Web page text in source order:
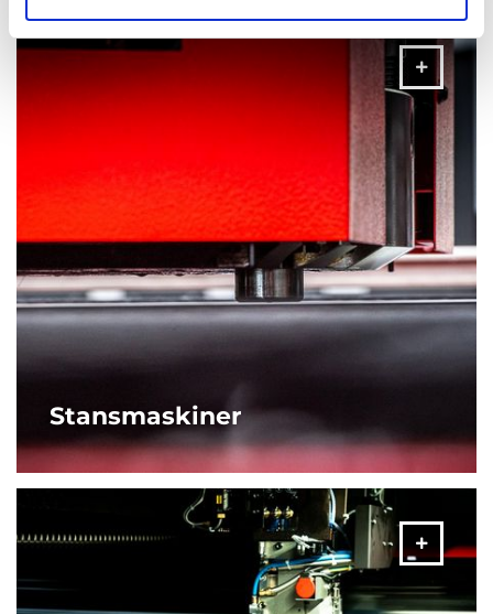
MER
Stansmaskiner
AMADA:s stanspressmaskiner gör mycket mer än att
stansa ut enkla former. Med allt från komplex
formsvarvning till riktning, säkerställer maskinerna en
färdig produkt av hög kvalitet.